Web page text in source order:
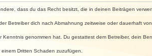
dass du das Recht besitzt, die in deinen Beiträgen
Betreiber dich nach Abmahnung zeitweise oder dauerhaft
genommen hat. Du gestattest dem Betreiber, dein
Dritten Schaden zuzufügen.